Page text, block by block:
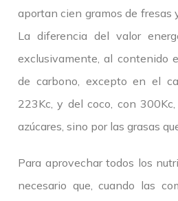
aportan cien gramos de fresas
La diferencia del valor
exclusivamente, al contenido
de carbono, excepto en el
223Kc, y del coco, con
azúcares, sino por las grasas
Para aprovechar todos los
necesario que, cuando las